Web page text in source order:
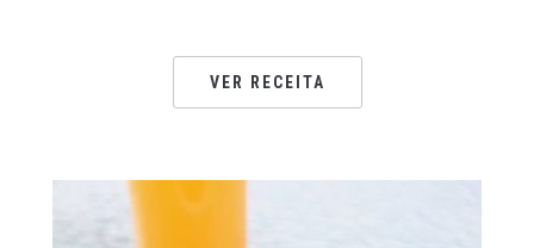
VER RECEITA